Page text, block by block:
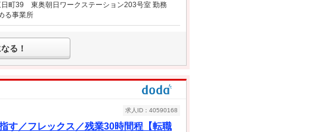
日町39 東奥朝日ワークステーション203号室 勤務
る事業所
る！
す／フレックス／残業30時間程【転職
求人ID：40590168